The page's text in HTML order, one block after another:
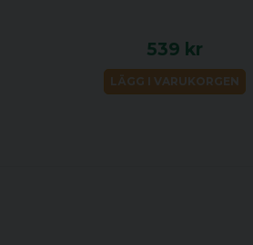
539 kr
LÄGG I VARUKORGEN